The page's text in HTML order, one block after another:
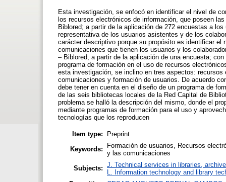
Esta investigación, se enfocó en identificar el nivel de
los recursos electrónicos de información, que poseen
Biblored; a partir de la aplicación de 272 encuestas a
representativa de los usuarios asistentes y de los
carácter descriptivo porque su propósito es identificar
comunicaciones que tienen los usuarios y los
– Biblored, a partir de la aplicación de una encuesta;
programa de formación en el uso de recursos
esta investigación, se inclino en tres aspectos:
comunicaciones y formación de usuarios. De acuerdo
debe tener en cuenta en el diseño de un programa de
de las seis bibliotecas locales de la Red Capital de
problema se halló la descripción del mismo, donde el
mediante programas de formación para el uso y
tecnologías que los reproducen
Item type:
Preprint
Keywords:
Formación de usuarios, Recursos
y las comunicaciones
Subjects: J. Technical services in libraries,
L. Information technology and library